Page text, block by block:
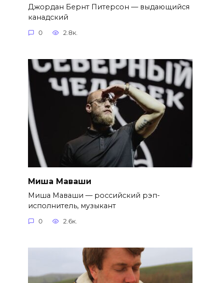
Джордан Бернт Питерсон — выдающийся
канадский
0 2.8к.
Миша Маваши
Миша Маваши — российский рэп-
исполнитель, музыкант
0 2.6к.